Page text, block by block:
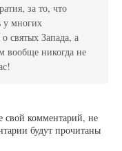
за то, что
у многих
святых Запада, а
вообще никогда не
свой комментарий, не
будут прочитаны